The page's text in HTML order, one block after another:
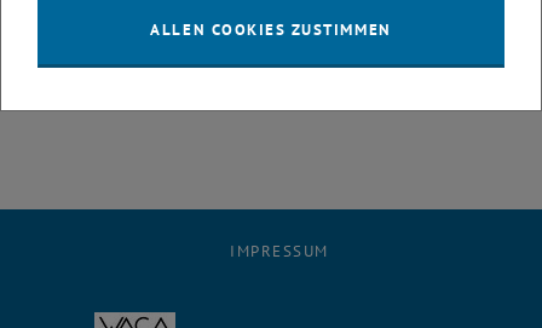
Klimawandel in diesem Sektor eine wichtige Rolle, und ich halte es
IMPRESSUM
ALLEN COOKIES ZUSTIMMEN